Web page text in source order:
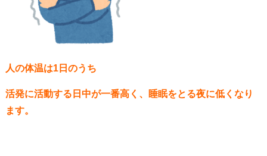
人の体温は1日のうち
活発に活動する日中が一番高く、睡眠をとる夜に低くなり
ます。